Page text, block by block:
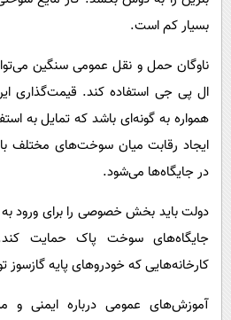
بسیار کم است.
ناوگان حمل و نقل عمومی سنگین
ال پی جی استفاده کند. قیمت‌گذاری
همواره به گونه‌ای باشد که تمایل به
ایجاد رقابت میان سوخت‌های مختلف
در جایگاه‌ها می‌شود.
دولت باید بخش خصوصی را برای ورود به
جایگاه‌های سوخت پاک حمایت
کارخانه‌هایی که خودروهای پایه گازسوز
آموزش‌های عمومی درباره ایمنی و